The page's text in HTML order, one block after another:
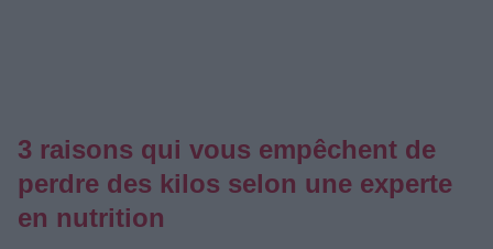
3 raisons qui vous empêchent de
perdre des kilos selon une experte
en nutrition